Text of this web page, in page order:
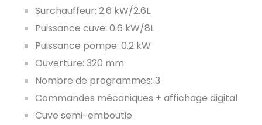
Surchauffeur: 2.6 kW/2.6L
Puissance cuve: 0.6 kW/8L
Puissance pompe: 0.2 kW
Ouverture: 320 mm
Nombre de programmes: 3
Commandes mécaniques + affichage digital
Cuve semi-emboutie